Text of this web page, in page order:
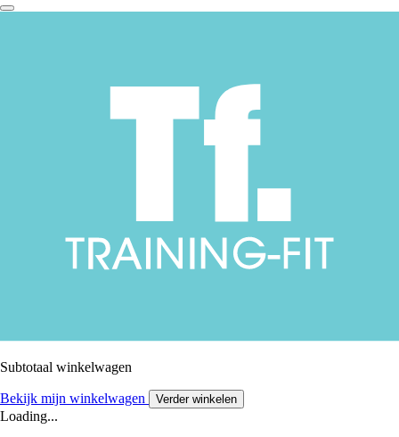
Subtotaal winkelwagen
Bekijk mijn winkelwagen Verder winkelen
Loading...